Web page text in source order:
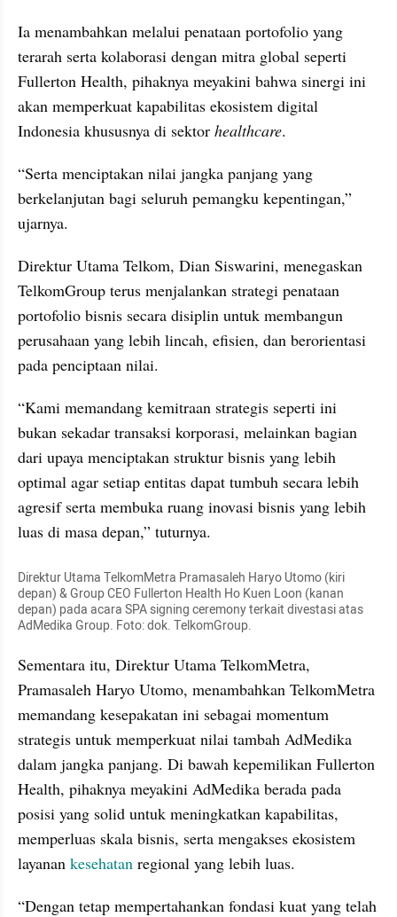
Ia menambahkan melalui penataan portofolio yang
terarah serta kolaborasi dengan mitra global seperti
Fullerton Health, pihaknya meyakini bahwa sinergi ini
akan memperkuat kapabilitas ekosistem digital
Indonesia khususnya di sektor healthcare.
“Serta menciptakan nilai jangka panjang yang
berkelanjutan bagi seluruh pemangku kepentingan,”
ujarnya.
Direktur Utama Telkom, Dian Siswarini, menegaskan
TelkomGroup terus menjalankan strategi penataan
portofolio bisnis secara disiplin untuk membangun
perusahaan yang lebih lincah, efisien, dan berorientasi
pada penciptaan nilai.
“Kami memandang kemitraan strategis seperti ini
bukan sekadar transaksi korporasi, melainkan bagian
dari upaya menciptakan struktur bisnis yang lebih
optimal agar setiap entitas dapat tumbuh secara lebih
agresif serta membuka ruang inovasi bisnis yang lebih
luas di masa depan,” tuturnya.
Direktur Utama TelkomMetra Pramasaleh Haryo Utomo (kiri
depan) & Group CEO Fullerton Health Ho Kuen Loon (kanan
depan) pada acara SPA signing ceremony terkait divestasi atas
AdMedika Group. Foto: dok. TelkomGroup.
Sementara itu, Direktur Utama TelkomMetra,
Pramasaleh Haryo Utomo, menambahkan TelkomMetra
memandang kesepakatan ini sebagai momentum
strategis untuk memperkuat nilai tambah AdMedika
dalam jangka panjang. Di bawah kepemilikan Fullerton
Health, pihaknya meyakini AdMedika berada pada
posisi yang solid untuk meningkatkan kapabilitas,
memperluas skala bisnis, serta mengakses ekosistem
layanan kesehatan regional yang lebih luas.
“Dengan tetap mempertahankan fondasi kuat yang telah